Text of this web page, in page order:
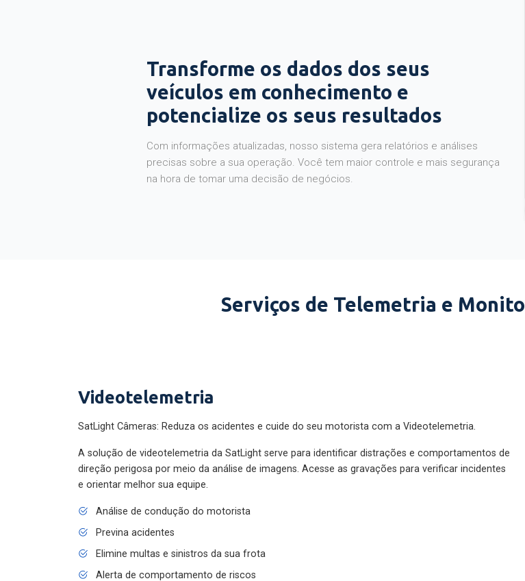
Transforme os dados dos seus
veículos em conhecimento e
potencialize os seus resultados
Com informações atualizadas, nosso sistema gera relatórios e análises
precisas sobre a sua operação. Você tem maior controle e mais segurança
na hora de tomar uma decisão de negócios.
Serviços de Telemetria e
Videotelemetria
SatLight Câmeras: Reduza os acidentes e cuide do seu motorista com a Videotelemetria.
A solução de videotelemetria da SatLight serve para identificar distrações e comportamentos de
direção perigosa por meio da análise de imagens. Acesse as gravações para verificar incidentes
e orientar melhor sua equipe.
Análise de condução do motorista
Previna acidentes
Elimine multas e sinistros da sua frota
Alerta de comportamento de riscos